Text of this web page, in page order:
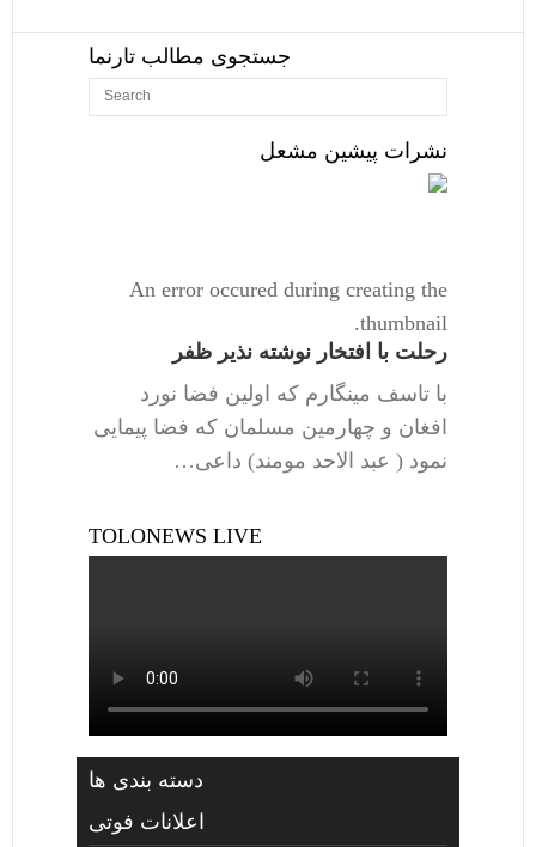
جستجوی مطالب تارنما
نشرات پیشین مشعل
An error occured during creating the
thumbnail.
رحلت با افتخار نوشته نذیر ظفر
با تاسف مینگارم که اولین فضا نورد
افغان و چهارمین مسلمان که فضا پیمایی
نمود ( عبد الاحد مومند) داعی…
TOLONEWS LIVE
دسته بندی ها
اعلانات فوتی